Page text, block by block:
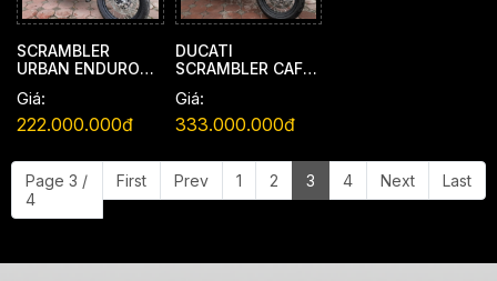
SCRAMBLER
URBAN ENDURO
Giá:
222.000.000đ
DUCATI
SCRAMBLER CAFE
Giá:
333.000.000đ
Page 3 /
4
First Prev 1 2 3 4 Next Last